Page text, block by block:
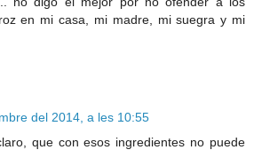
en mi casa, mi madre, mi suegra y mi
del 2014, a les 10:55
que con esos ingredientes no puede